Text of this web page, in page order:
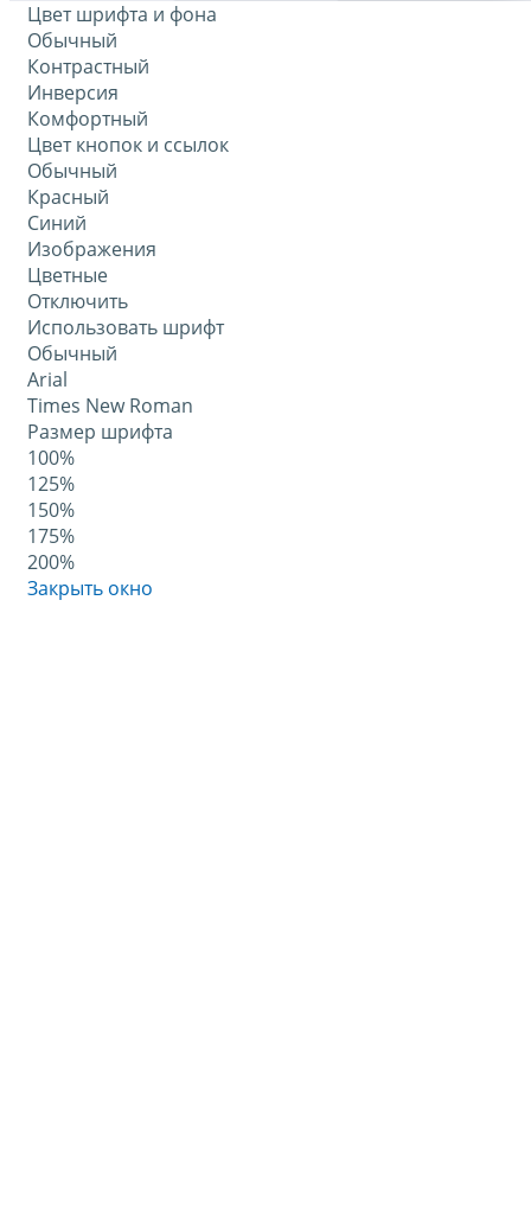
Цвет шрифта и фона
Обычный
Контрастный
Инверсия
Комфортный
Цвет кнопок и ссылок
Обычный
Красный
Синий
Изображения
Цветные
Отключить
Использовать шрифт
Обычный
Arial
Times New Roman
Размер шрифта
100%
125%
150%
175%
200%
Закрыть окно